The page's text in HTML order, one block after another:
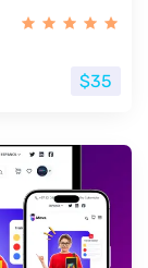
$35